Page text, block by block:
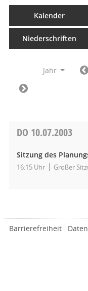
Kalender
Niederschriften
Jahr
DO 10.07.2003
Sitzung des
16:15 Uhr Großer
Barrierefreiheit